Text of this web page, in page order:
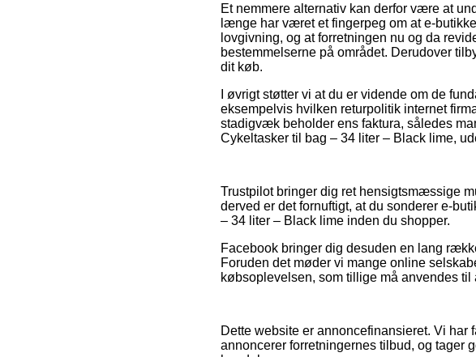
Et nemmere alternativ kan derfor være at
længe har været et fingerpeg om at e-
lovgivning, og at forretningen nu og da
bestemmelserne på området. Derudover
dit køb.
I øvrigt støtter vi at du er vidende om de
eksempelvis hvilken returpolitik internet
stadigvæk beholder ens faktura, således
Cykeltasker til bag – 34 liter – Black lime,
Trustpilot bringer dig ret hensigtsmæssige
derved er det fornuftigt, at du sonderer e-
– 34 liter – Black lime inden du shopper.
Facebook bringer dig desuden en lang
Foruden det møder vi mange online
købsoplevelsen, som tillige må anvendes
Dette website er annoncefinansieret. Vi har
annoncerer forretningernes tilbud, og tager